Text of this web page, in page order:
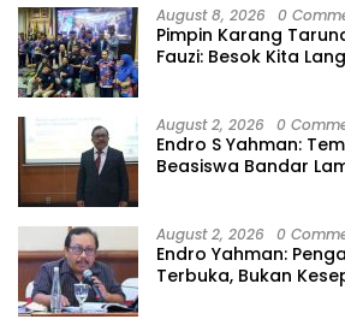
August 8, 2026 0
Pimpin Karang
Fauzi: Besok Kita
August 2, 2026 0
Endro S Yahman:
Beasiswa Bandar
August 2, 2026 0
Endro Yahman:
Terbuka, Bukan